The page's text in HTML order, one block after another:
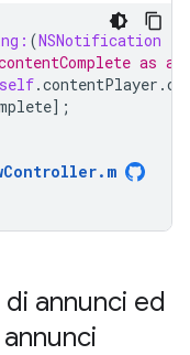
(NSNotification
as
self.contentPlayer .
];
. m
annunci ed